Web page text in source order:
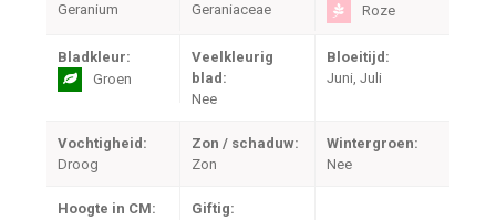
Geranium
Geraniaceae
Roze
Bladkleur:
Groen
Veelkleurig
blad:
Nee
Bloeitijd:
Juni, Juli
Vochtigheid:
Droog
Zon / schaduw:
Zon
Wintergroen:
Nee
Hoogte in CM:
Giftig: